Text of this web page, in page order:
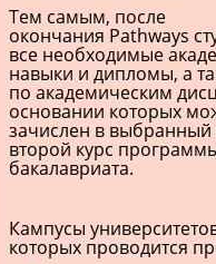
Тем самым, после
окончания Pathways
все необходимые
навыки и дипломы, а
по академическим
основании которых
зачислен в выбранный
второй курс
бакалавриата.
Кампусы
которых проводится